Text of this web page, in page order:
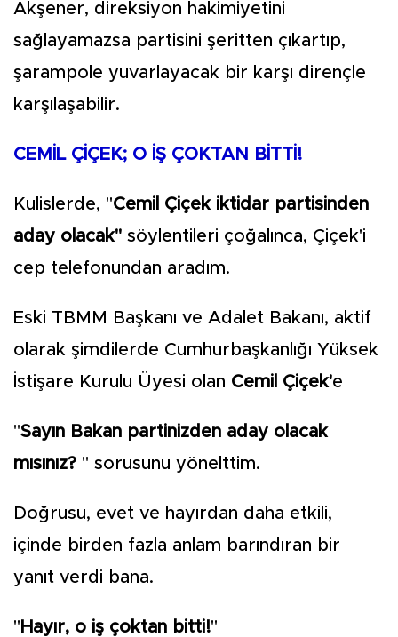
Akşener, direksiyon hakimiyetini
sağlayamazsa partisini şeritten çıkartıp,
şarampole yuvarlayacak bir karşı dirençle
karşılaşabilir.
CEMİL ÇİÇEK; O İŞ ÇOKTAN BİTTİ!
Kulislerde, "Cemil Çiçek iktidar partisinden
aday olacak" söylentileri çoğalınca, Çiçek'i
cep telefonundan aradım.
Eski TBMM Başkanı ve Adalet Bakanı, aktif
olarak şimdilerde Cumhurbaşkanlığı Yüksek
İstişare Kurulu Üyesi olan Cemil Çiçek'e
"Sayın Bakan partinizden aday olacak
mısınız? " sorusunu yönelttim.
Doğrusu, evet ve hayırdan daha etkili,
içinde birden fazla anlam barındıran bir
yanıt verdi bana.
" Hayır, o iş çoktan bitti!"